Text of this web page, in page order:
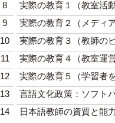
8
実際の教育１（教室活
9
実際の教育２（メディ
10
実際の教育３（教師の
11
実際の教育４（教室運
12
実際の教育５（学習者
13
言語文化政策：ソフト
14
日本語教師の資質と能